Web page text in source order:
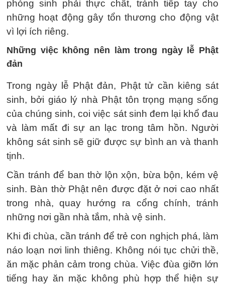
phóng sinh phải thực chất, tránh tiếp tay cho
những hoạt động gây tổn thương cho động vật
vì lợi ích riêng.
Những việc không nên làm trong ngày lễ Phật
đản
Trong ngày lễ Phật đản, Phật tử cần kiêng sát
sinh, bởi giáo lý nhà Phật tôn trọng mạng sống
của chúng sinh, coi việc sát sinh đem lại khổ đau
và làm mất đi sự an lạc trong tâm hồn. Người
không sát sinh sẽ giữ được sự bình an và thanh
tịnh.
Cần tránh để ban thờ lộn xộn, bừa bộn, kém vệ
sinh. Bàn thờ Phật nên được đặt ở nơi cao nhất
trong nhà, quay hướng ra cổng chính, tránh
những nơi gần nhà tắm, nhà vệ sinh.
Khi đi chùa, cần tránh để trẻ con nghịch phá, làm
náo loạn nơi linh thiêng. Không nói tục chửi thề,
ăn mặc phản cảm trong chùa. Việc đùa giỡn lớn
tiếng hay ăn mặc không phù hợp thể hiện sự